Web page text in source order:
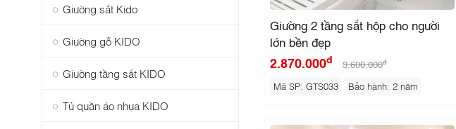
Giường sắt Kido
Giường gỗ KIDO
Giường tầng sắt KIDO
Tủ quần áo nhựa KIDO
Giường 2 tầng sắt hộp cho người
lớn bền đẹp
2.870.000đ 3.600.000đ
Mã SP: GTS033 Bảo hành: 2 năm